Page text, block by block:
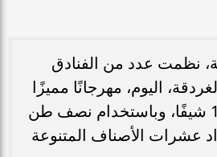
نظمت عدد من الفنادق
اليوم، مهرجانًا مميزًا
للرمان بمشاركة 12 شيفًا، وباستخدام نصف طن
عشرات الأصناف المتنوعة